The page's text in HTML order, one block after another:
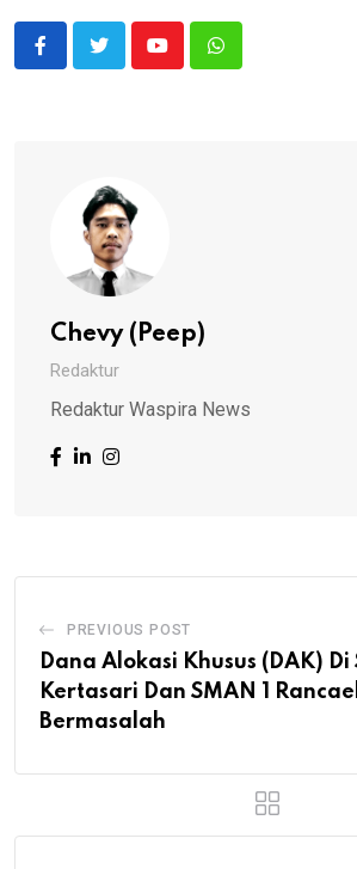
YoutubeWhatsapp
Chevy (Peep)
Redaktur
Redaktur Waspira News
PREVIOUS POST
Dana Alokasi Khusus (DAK) Di
Kertasari Dan SMAN 1
Bermasalah